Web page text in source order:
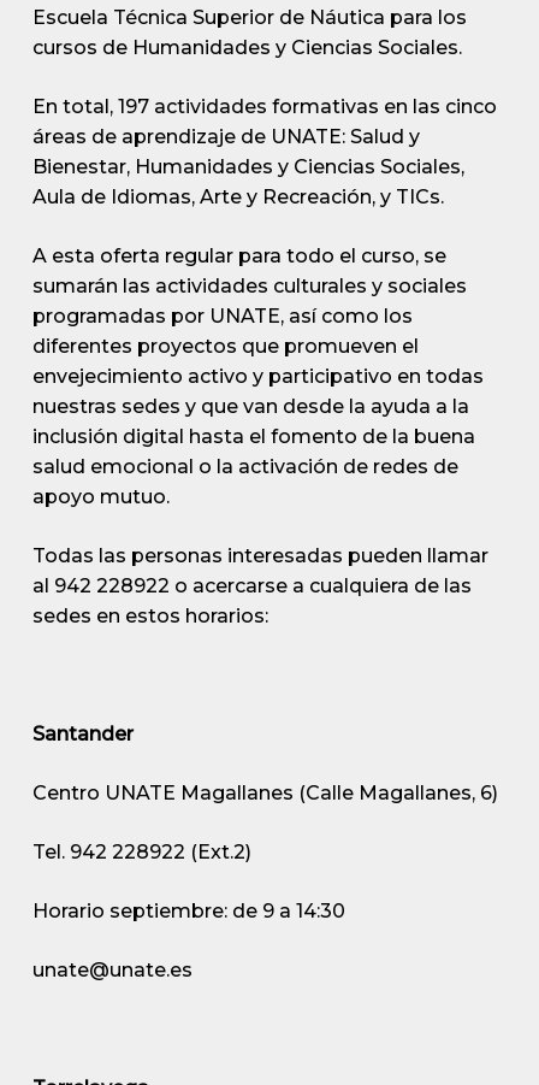
Escuela Técnica Superior de Náutica para los
cursos de Humanidades y Ciencias Sociales.
En total, 197 actividades formativas en las cinco
áreas de aprendizaje de UNATE: Salud y
Bienestar, Humanidades y Ciencias Sociales,
Aula de Idiomas, Arte y Recreación, y TICs.
A esta oferta regular para todo el curso, se
sumarán las actividades culturales y sociales
programadas por UNATE, así como los
diferentes proyectos que promueven el
envejecimiento activo y participativo en todas
nuestras sedes y que van desde la ayuda a la
inclusión digital hasta el fomento de la buena
salud emocional o la activación de redes de
apoyo mutuo.
Todas las personas interesadas pueden llamar
al 942 228922 o acercarse a cualquiera de las
sedes en estos horarios:
Santander
Centro UNATE Magallanes (Calle Magallanes, 6)
Tel. 942 228922 (Ext.2)
Horario septiembre: de 9 a 14:30
unate@unate.es